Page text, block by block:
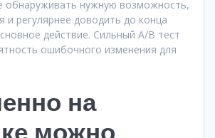
обнаруживать нужную возможность,
и регулярнее доводить до конца
действие. Сильный A/B тест
ошибочного изменения для
на
можно